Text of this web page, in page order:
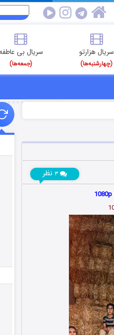
سریال هزارتو
(چهارشنبه‌ها)
سریال بی
(جمعه‌ها)
۳ نظر